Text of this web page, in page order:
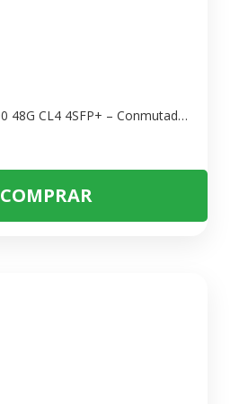
Switch Aruba 6100 48G CL4 4SFP+ – Conmutador Empresarial POE
COMPRAR